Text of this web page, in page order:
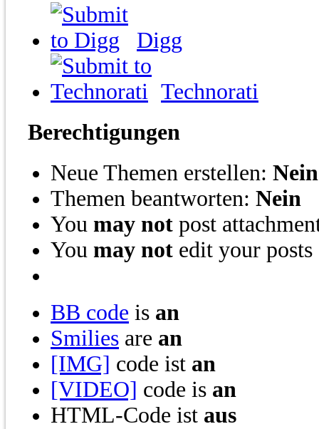
Digg
Technorati
Berechtigungen
Neue Themen erstellen: Nein
Themen beantworten: Nein
You may not post
You may not edit your posts
BB code is an
Smilies are an
[IMG] code ist an
[VIDEO] code is an
HTML-Code ist aus